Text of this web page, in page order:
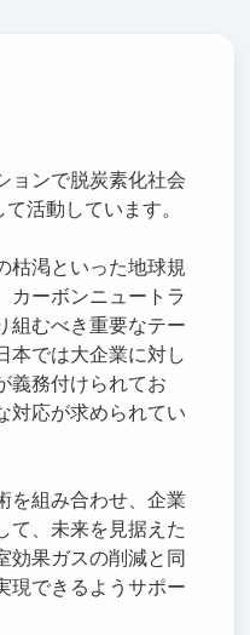
ョンで脱炭素化社会
活動しています。
枯渇といった地球規
カーボンニュートラ
組むべき重要なテー
本では大企業に対し
義務付けられてお
対応が求められてい
を組み合わせ、企業
て、未来を見据えた
効果ガスの削減と同
現できるようサポー